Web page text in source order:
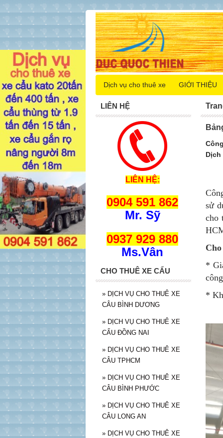
sử
cho
*
*
LIÊN HỆ
LIÊN HỆ:
0904 591 862
Mr. Sỹ
0937 929 880
Ms.Vân
CHO THUÊ XE CẨU
» DỊCH VỤ CHO THUÊ XE
CÂU BÌNH DƯƠNG
» DỊCH VỤ CHO THUÊ XE
CẨU ĐỒNG NAI
» DỊCH VỤ CHO THUÊ XE
CÂU TPHCM
» DỊCH VỤ CHO THUÊ XE
CÂU BÌNH PHƯỚC
» DỊCH VỤ CHO THUÊ XE
CÂU LONG AN
» DỊCH VỤ CHO THUÊ XE
Dịch vụ cho thuê xe GIỚI THIỆU